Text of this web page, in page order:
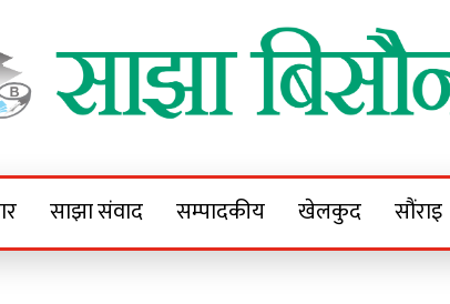
Bisaunee
साझा संवाद सम्पादकीय खेलकुद सौंराइ